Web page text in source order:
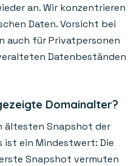
an. Wir konzentrieren
Daten. Vorsicht bei
auch für Privatpersonen
Datenbeständen
Domainalter?
ältesten Snapshot der
ist ein Mindestwert: Die
Snapshot vermuten